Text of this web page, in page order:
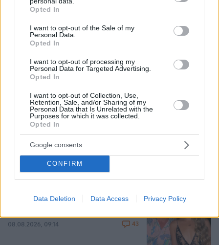
grant or deny consent to Google and its third-party tags to
use your data for below specified purposes in below Google
consent section.
Opted In
I want to opt-out of the Sale of my
Personal Data.
Opted In
I want to opt-out of processing my
Personal Data for Targeted Advertising.
Opted In
I want to opt-out of Collection, Use,
Retention, Sale, and/or Sharing of my
Personal Data that Is Unrelated with the
Purposes for which it was collected.
Opted In
Google consents
CONFIRM
Data Deletion Data Access Privacy Policy
Τουρίστας στην Κρήτη ζητά... τιμή για
να ασελγήσει σε ανήλικη, τι
καταγγέλλει ο ιδιοκτήτης επιχείρησης
07.08.2026, 18:22 434
Ο «Δράκος» του Λονδίνου: 40χρονος
με προβλήματα όρασης σκότωνε και
βίαζε γυναίκες, η αστυνομία τον είχε
συλλάβει και τον άφησε ελεύθερο
07.08.2026, 22:54
με τη σύντροφό του στην Ελβετία και
08.08.2026, 09:14 43